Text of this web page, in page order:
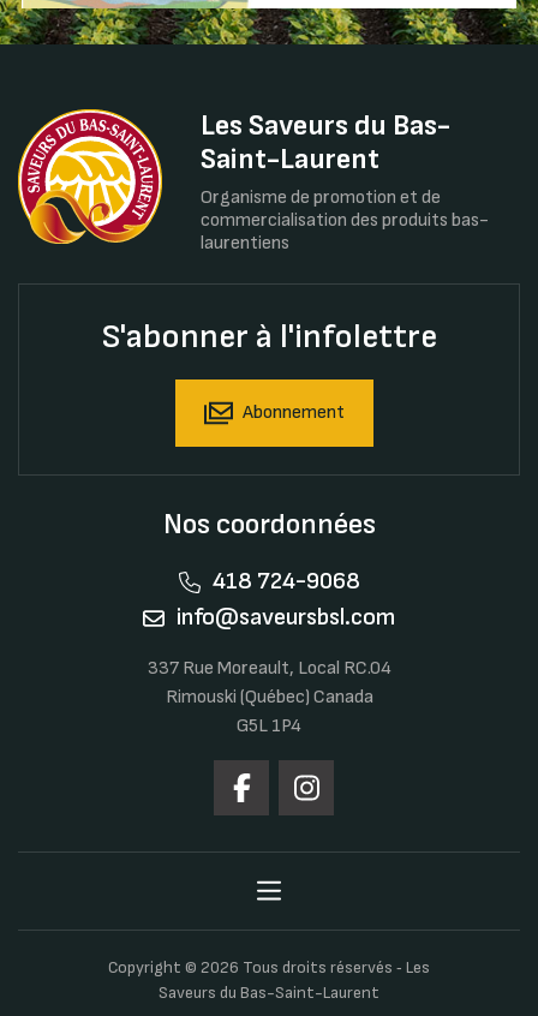
Les Saveurs du Bas-
Saint-Laurent
Organisme de promotion et de
commercialisation des produits bas-
laurentiens
S'abonner à l'infolettre
Abonnement
Nos coordonnées
418 724-9068
info@saveursbsl.com
337 Rue Moreault, Local RC.04
Rimouski (Québec) Canada
G5L 1P4
Copyright © 2026 Tous droits réservés ‐ Les
Saveurs du Bas-Saint-Laurent